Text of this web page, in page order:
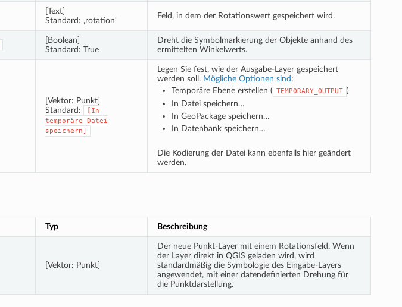
[Text]
Standard: ‚rotation‘
Feld, in dem der Rotationswert gespeichert wird.
[Boolean]
Standard: True
Dreht die Symbolmarkierung der Objekte anhand des
ermittelten Winkelwerts.
[Vektor: Punkt]
Standard:
[In
temporäre
Datei
speichern]
Legen Sie fest, wie der Ausgabe-Layer gespeichert
werden soll. Mögliche Optionen sind :
Temporäre Ebene erstellen ( TEMPORARY_OUTPUT )
In Datei speichern…
In GeoPackage speichern…
In Datenbank speichern…
Die Kodierung der Datei kann ebenfalls hier geändert
werden.
Typ Beschreibung
[Vektor: Punkt]
Der neue Punkt-Layer mit einem Rotationsfeld. Wenn
der Layer direkt in QGIS geladen wird, wird
standardmäßig die Symbologie des Eingabe-Layers
angewendet, mit einer datendefinierten Drehung für
die Punktdarstellung.